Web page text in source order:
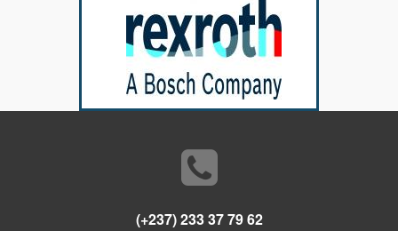
(+237) 233 37 79 62